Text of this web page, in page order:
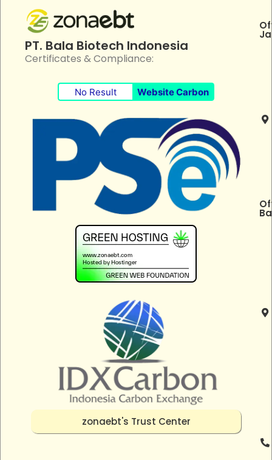
PT. Bala Biotech Indonesia
Certificates & Compliance:
No Result Website Carbon
zonaebt's Trust Center